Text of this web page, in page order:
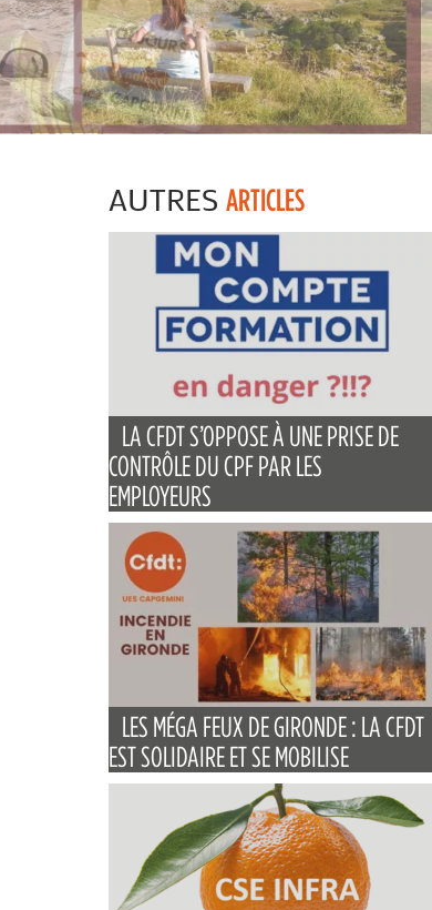
AUTRES ARTICLES
LA CFDT S’OPPOSE À UNE PRISE DE
CONTRÔLE DU CPF PAR LES
EMPLOYEURS
LES MÉGA FEUX DE GIRONDE : LA CFDT
EST SOLIDAIRE ET SE MOBILISE